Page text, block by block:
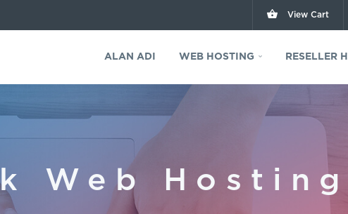
View Cart
ALAN ADI WEB HOSTING RESELLER
Web Hosting